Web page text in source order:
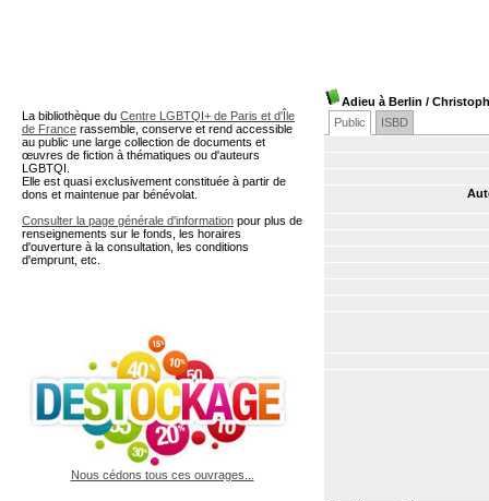
Adieu à Berlin /
Public
ISBD
La bibliothèque du Centre LGBTQI+ de Paris et d'Île
de France rassemble, conserve et rend accessible
au public une large collection de documents et
œuvres de fiction à thématiques ou d'auteurs
LGBTQI.
Elle est quasi exclusivement constituée à partir de
dons et maintenue par bénévolat.
Consulter la page générale d'information pour plus de
renseignements sur le fonds, les horaires
d'ouverture à la consultation, les conditions
d'emprunt, etc.
Nous cédons tous ces ouvrages...